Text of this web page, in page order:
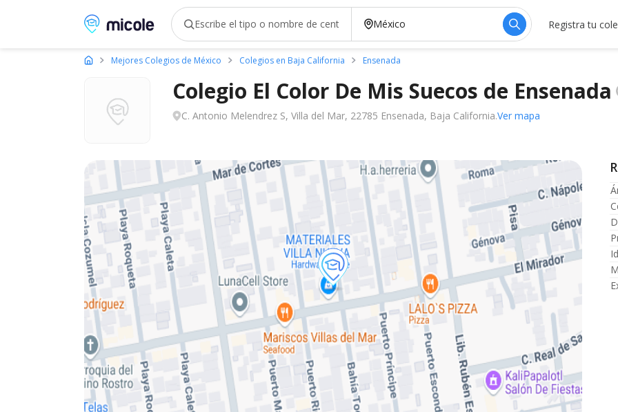
Micole, buscador de colegios Registra tu
Mejores Colegios de México Colegios en Baja California Ensenada
Colegio El Color De Mis Sueсos de Ensenada
C. Antonio Melendrez S, Villa del Mar, 22785 Ensenada, Baja California.Ver mapa